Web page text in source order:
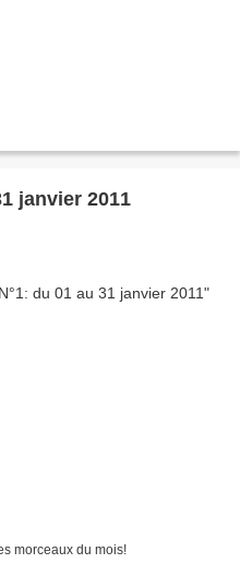
janvier 2011
morceaux du mois!